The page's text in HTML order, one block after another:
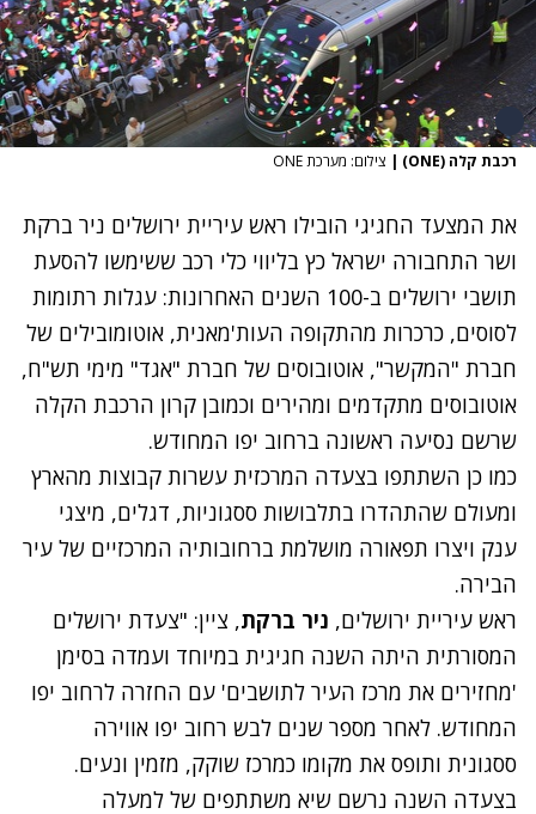
רכבת קלה (ONE) | צילום: מערכת ONE
את המצעד החגיגי הובילו ראש עיריית ירושלים ניר ברקת
ושר התחבורה ישראל כץ בליווי כלי רכב ששימשו להסעת
תושבי ירושלים ב-100 השנים האחרונות: עגלות רתומות
לסוסים, כרכרות מהתקופה העות'מאנית, אוטומובילים של
חברת "המקשר", אוטובוסים של חברת "אגד" מימי תש"ח,
אוטובוסים מתקדמים ומהירים וכמובן קרון הרכבת הקלה
שרשם נסיעה ראשונה ברחוב יפו המחודש.
כמו כן השתתפו בצעדה המרכזית עשרות קבוצות מהארץ
ומעולם שהתהדרו בתלבושות ססגוניות, דגלים, מיצגי
ענק ויצרו תפאורה מושלמת ברחובותיה המרכזיים של עיר
הבירה.
ראש עיריית ירושלים, ניר ברקת, ציין: "צעדת ירושלים
המסורתית היתה השנה חגיגית במיוחד ועמדה בסימן
'מחזירים את מרכז העיר לתושבים' עם החזרה לרחוב יפו
המחודש. לאחר מספר שנים לבש רחוב יפו אווירה
ססגונית ותופס את מקומו כמרכז שוקק, מזמין ונעים.
בצעדה השנה נרשם שיא משתתפים של למעלה